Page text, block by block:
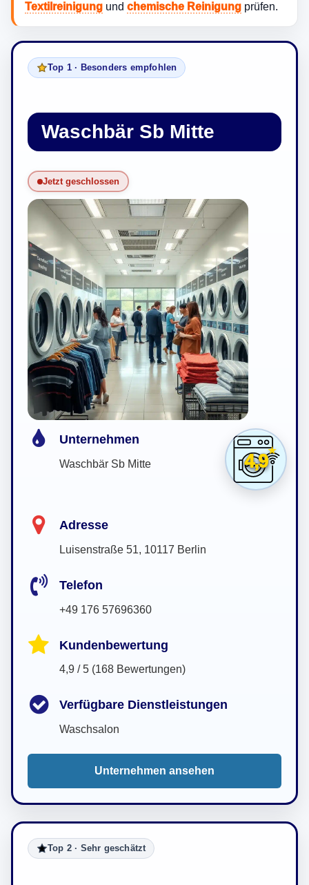
Textilreinigung und chemische Reinigung prüfen.
Top 1 · Besonders empfohlen
Waschbär Sb Mitte
Jetzt geschlossen
4,9
Unternehmen
Waschbär Sb Mitte
Adresse
Luisenstraße 51, 10117 Berlin
Telefon
+49 176 57696360
Kundenbewertung
4,9 / 5 (168 Bewertungen)
Verfügbare Dienstleistungen
Waschsalon
Unternehmen ansehen
Top 2 · Sehr geschätzt